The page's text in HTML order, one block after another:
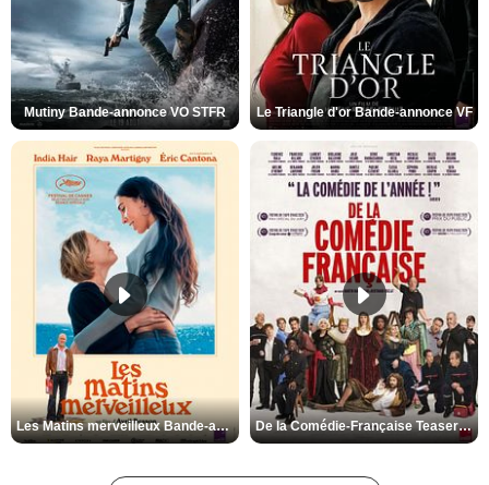
Mutiny Bande-annonce VO STFR Le Triangle d'or Bande-annonce VF
Les Matins merveilleux Bande-annonce VF De la Comédie-Française Teaser VF